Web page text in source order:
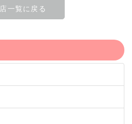
一覧に戻る